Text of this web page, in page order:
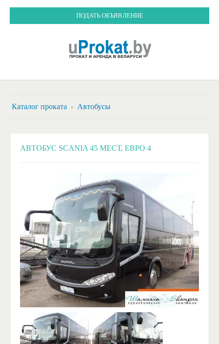
ПОДАТЬ ОБЪЯВЛЕНИЕ
Каталог проката Автобусы
АВТОБУС SCANIA 45 МЕСТ, ЕВРО 4